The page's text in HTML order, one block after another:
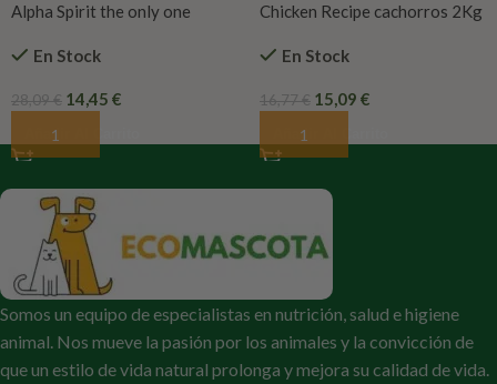
Alpha Spirit the only one
En Stock
28,09€ 14,45 €
Añadir Al Carrito
Chicken Recipe cachorros 2Kg
En Stock
16,77€ 15,09 €
Añadir Al Carrito
Somos un equipo de especialistas en nutrición, salud e higiene
animal. Nos mueve la pasión por los animales y la convicción de
que un estilo de vida natural prolonga y mejora su calidad de vida.